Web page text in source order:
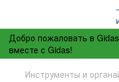
Добро пожаловать в
вместе с Gidas!
Инструменты и